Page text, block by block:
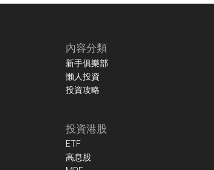
內容分類
新手俱樂部
懶人投資
投資攻略
投資港股
ETF
高息股